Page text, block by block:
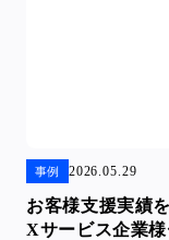
事例 2026.05.29
お客様支援実績
Xサービス企業